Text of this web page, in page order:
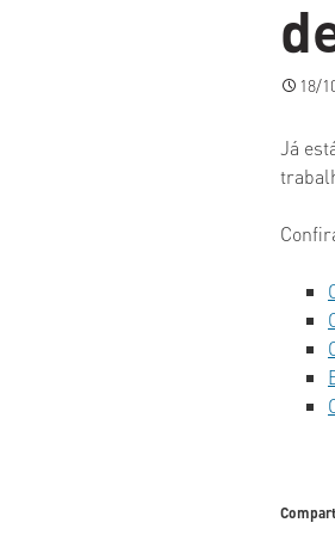
ENPOS –
CIC –
18/
Já